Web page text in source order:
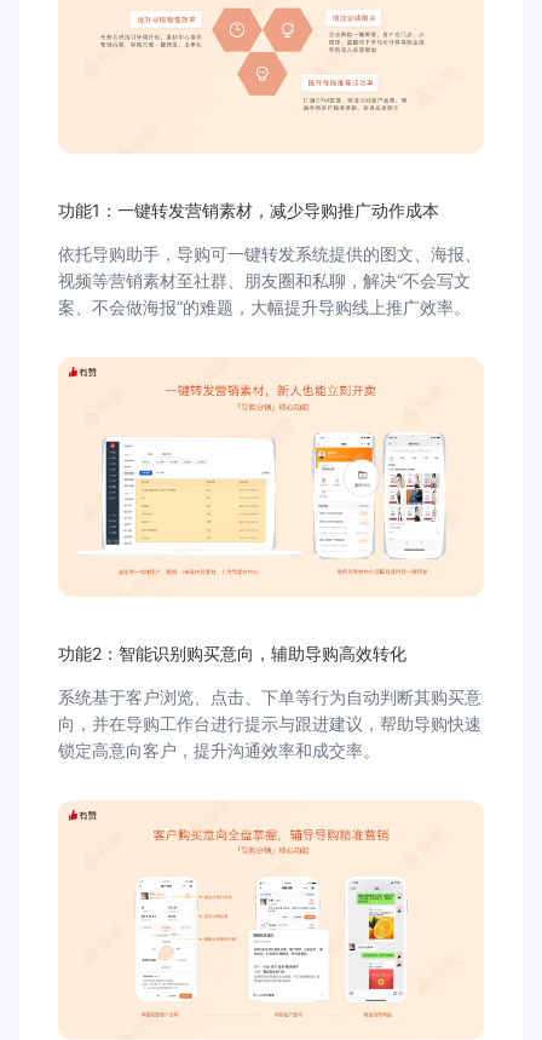
功能1：一键转发营销素材，减少导购推广动作成本
依托导购助手，导购可一键转发系统提供的图文、海报、
视频等营销素材至社群、朋友圈和私聊，解决“不会写文
案、不会做海报”的难题，大幅提升导购线上推广效率。
功能2：智能识别购买意向，辅助导购高效转化
系统基于客户浏览、点击、下单等行为自动判断其购买意
向，并在导购工作台进行提示与跟进建议，帮助导购快速
锁定高意向客户，提升沟通效率和成交率。